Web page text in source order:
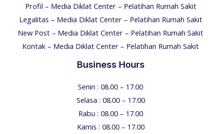
Profil – Media Diklat Center – Pelatihan Rumah Sakit
Legalitas – Media Diklat Center – Pelatihan Rumah Sakit
New Post – Media Diklat Center – Pelatihan Rumah Sakit
Kontak – Media Diklat Center – Pelatihan Rumah Sakit
Business Hours
Senin : 08.00 – 17.00
Selasa : 08.00 – 17.00
Rabu : 08.00 – 17.00
Kamis : 08.00 – 17.00